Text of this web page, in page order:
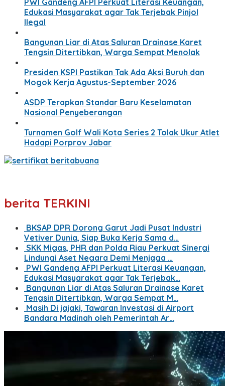
Edukasi Masyarakat agar Tak Terjebak Pinjol
Ilegal
Bangunan Liar di Atas Saluran Drainase Karet
Tengsin Ditertibkan, Warga Sempat Menolak
Presiden KSPI Pastikan Tak Ada Aksi Buruh dan
Mogok Kerja Agustus-September 2026
ASDP Terapkan Standar Baru Keselamatan
Nasional Penyeberangan
Turnamen Golf Wali Kota Series 2 Tolak Ukur Atlet
Hadapi Porprov Jabar
berita TERKINI
BKSAP DPR Dorong Garut Jadi Pusat Industri
Vetiver Dunia, Siap Buka Kerja Sama d…
SKK Migas, PHR dan Polda Riau Perkuat Sinergi
Lindungi Aset Negara Demi Menjaga …
PWI Gandeng AFPI Perkuat Literasi Keuangan,
Edukasi Masyarakat agar Tak Terjebak…
Bangunan Liar di Atas Saluran Drainase Karet
Tengsin Ditertibkan, Warga Sempat M…
Masih Di jajaki, Tawaran Investasi di Airport
Bandara Madinah oleh Pemerintah Ar…